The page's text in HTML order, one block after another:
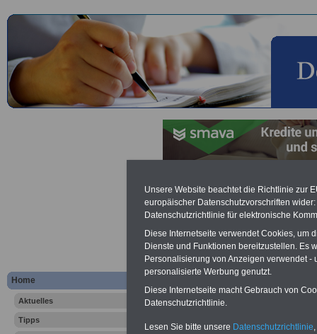
Home
Aktuelles
Tipps
Hamburg-
Klinik
Schön Klinik
Hamburg Eilbek
Ansprechpartner
Unsere Website beachtet die Richtlinie zur
europäischer Datenschutzvorschriften
Datenschutzrichtlinie für elektronische
Diese Internetseite verwendet Cookies, um
Dienste und Funktionen bereitzustellen. Es
Personalisierung von Anzeigen verwendet
personalisierte Werbung genutzt.
Diese Internetseite macht Gebrauch von
Datenschutzrichtlinie.
Lesen Sie bitte unsere Datenschutzrichtlinie